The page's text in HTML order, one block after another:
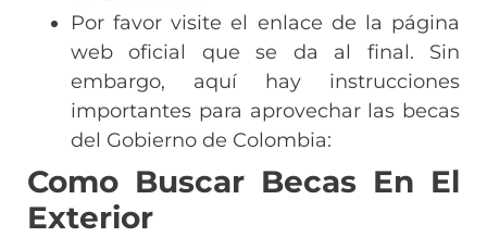
Por favor visite el enlace de la página
web oficial que se da al final. Sin
embargo, aquí hay instrucciones
importantes para aprovechar las becas
del Gobierno de Colombia:
Como Buscar Becas En El
Exterior